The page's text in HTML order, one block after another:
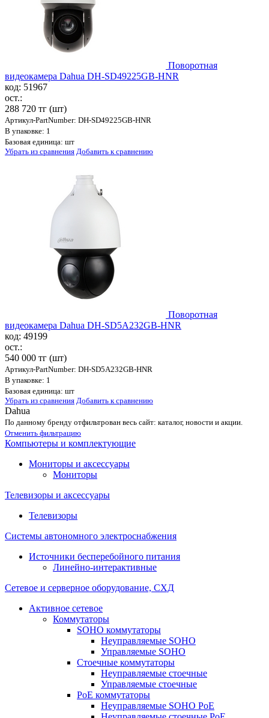
Поворотная
видеокамера Dahua DH-SD49225GB-HNR
код: 51967
ост.:
288 720 тг (шт)
Артикул-PartNumber: DH-SD49225GB-HNR
В упаковке: 1
Базовая единица: шт
Убрать из сравнения Добавить к сравнению
Поворотная
видеокамера Dahua DH-SD5A232GB-HNR
код: 49199
ост.:
540 000 тг (шт)
Артикул-PartNumber: DH-SD5A232GB-HNR
В упаковке: 1
Базовая единица: шт
Убрать из сравнения Добавить к сравнению
Dahua
По данному бренду отфильтрован весь сайт: каталог, новости и акции.
Отменить фильтрацию
Компьютеры и комплектующие
Мониторы и аксессуары
Мониторы
Телевизоры и аксессуары
Телевизоры
Системы автономного электроснабжения
Источники бесперебойного питания
Линейно-интерактивные
Сетевое и серверное оборудование, СХД
Активное сетевое
Коммутаторы
SOHO коммутаторы
Неуправляемые SOHO
Управляемые SOHO
Стоечные коммутаторы
Неуправляемые стоечные
Управляемые стоечные
PoE коммутаторы
Неуправляемые SOHO PoE